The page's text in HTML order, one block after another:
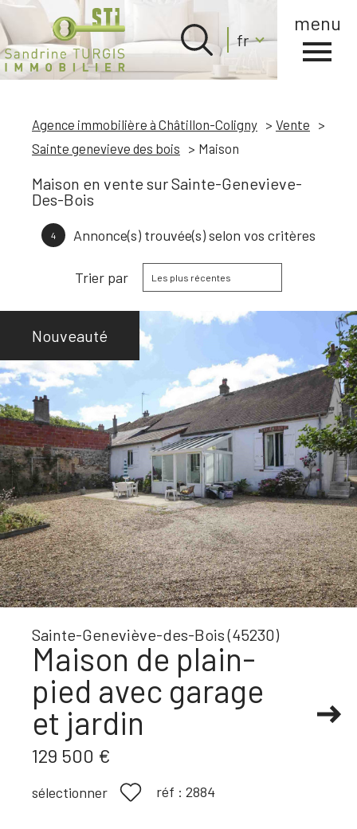
menu
Langue
fr
Accueil 0 Langue
Agence immobilière à Châtillon-Coligny
Vente
Sainte genevieve des bois
Maison
Maison en vente sur Sainte-Genevieve-
Des-Bois
4 Annonce(s) trouvée(s) selon vos critères
Trier par Les plus récentes
Nouveauté
Sainte-Geneviève-des-Bois (45230)
Maison de plain-
pied avec garage
et jardin
129 500 €
sélectionner réf :2884